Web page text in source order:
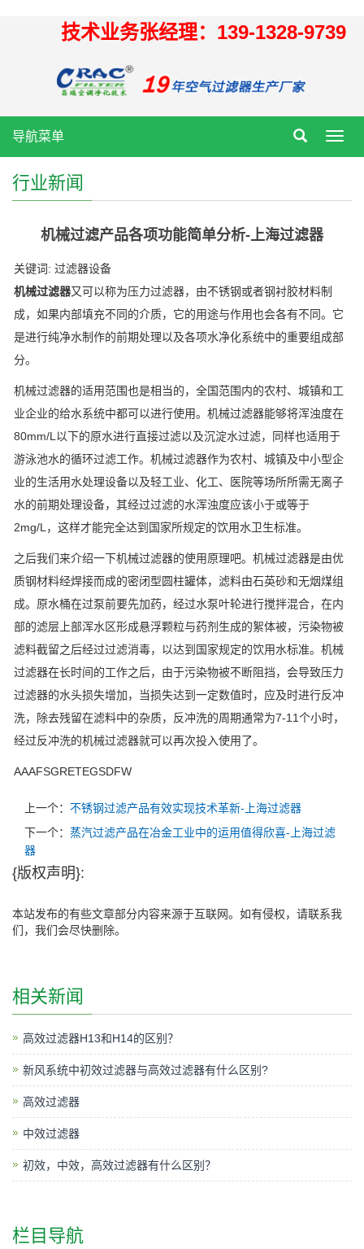
技术业务张经理：139-1328-9739
导航菜单
行业新闻
机械过滤产品各项功能简单分析-上海过滤器
关键词: 过滤器设备
机械过滤器又可以称为压力过滤器，由不锈钢或者钢衬胶材料制
成，如果内部填充不同的介质，它的用途与作用也会各有不同。它
是进行纯净水制作的前期处理以及各项水净化系统中的重要组成部
分。
机械过滤器的适用范围也是相当的，全国范围内的农村、城镇和工
业企业的给水系统中都可以进行使用。机械过滤器能够将浑浊度在
80mm/L以下的原水进行直接过滤以及沉淀水过滤，同样也适用于
游泳池水的循环过滤工作。机械过滤器作为农村、城镇及中小型企
业的生活用水处理设备以及轻工业、化工、医院等场所所需无离子
水的前期处理设备，其经过过滤的水浑浊度应该小于或等于
2mg/L，这样才能完全达到国家所规定的饮用水卫生标准。
之后我们来介绍一下机械过滤器的使用原理吧。机械过滤器是由优
质钢材料经焊接而成的密闭型圆柱罐体，滤料由石英砂和无烟煤组
成。原水桶在过泵前要先加药，经过水泵叶轮进行搅拌混合，在内
部的滤层上部浑水区形成悬浮颗粒与药剂生成的絮体被，污染物被
滤料截留之后经过过滤消毒，以达到国家规定的饮用水标准。机械
过滤器在长时间的工作之后，由于污染物被不断阻挡，会导致压力
过滤器的水头损失增加，当损失达到一定数值时，应及时进行反冲
洗，除去残留在滤料中的杂质，反冲洗的周期通常为7-11个小时，
经过反冲洗的机械过滤器就可以再次投入使用了。
AAAFSGRETEGSDFW
上一个： 不锈钢过滤产品有效实现技术革新-上海过滤器
下一个： 蒸汽过滤产品在冶金工业中的运用值得欣喜-上海过滤
器
{版权声明}:
本站发布的有些文章部分内容来源于互联网。如有侵权，请联系我
们，我们会尽快删除。
相关新闻
高效过滤器H13和H14的区别？
新风系统中初效过滤器与高效过滤器有什么区别?
高效过滤器
中效过滤器
初效，中效，高效过滤器有什么区别？
栏目导航